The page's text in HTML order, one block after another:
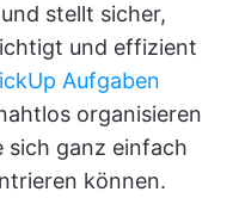
stellt sicher,
und effizient
Aufgaben
organisieren
sich ganz einfach
können.